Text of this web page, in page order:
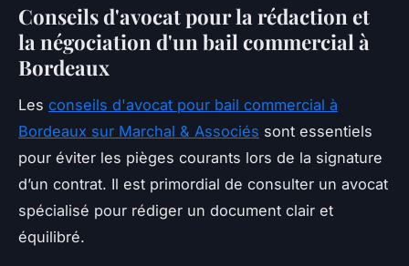
Conseils d'avocat pour la rédaction et
la négociation d'un bail commercial à
Bordeaux
Les conseils d'avocat pour bail commercial à
Bordeaux sur Marchal & Associés sont essentiels
pour éviter les pièges courants lors de la signature
d’un contrat. Il est primordial de consulter un avocat
spécialisé pour rédiger un document clair et
équilibré.